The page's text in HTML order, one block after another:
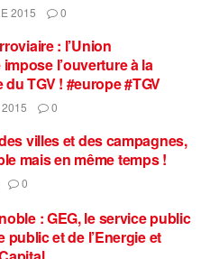
2015 0
: l’Union
l’ouverture à la
TGV ! #europe #TGV
0
villes et des campagnes,
mais en même temps !
0
: GEG, le service public
public et de l’Energie et